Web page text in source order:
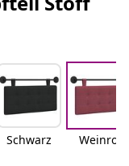
Schwarz Weinrot